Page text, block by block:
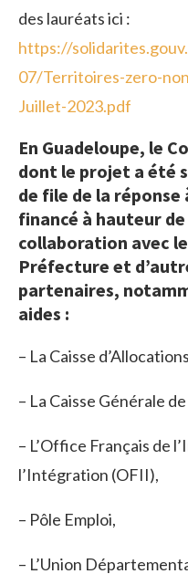
des lauréats ici :
https://
07/Territoires-zero-
Juillet-2023.pdf
En Guadeloupe, le
dont le projet a été
de file de la
financé à hauteur
collaboration avec
Préfecture et
partenaires,
aides :
– La Caisse
– La Caisse Générale
– L’Office Français de
l’Intégration (OFII),
– Pôle Emploi,
– L’Union